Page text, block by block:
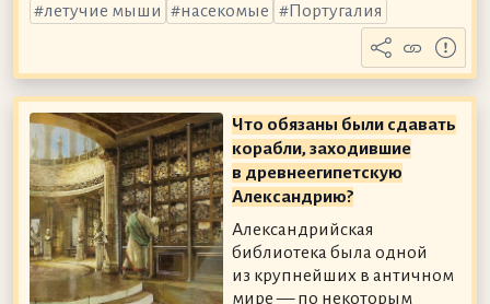
летучие мыши
насекомые Португалия
Что обязаны были сдавать
корабли, заходившие
в древнеегипетскую
Александрию?
Александрийская
библиотека была одной
из крупнейших в античном
мире — по некоторым